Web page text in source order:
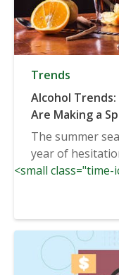
Trends
Alcohol Trends:
Are Making a
The summer
year of
<small